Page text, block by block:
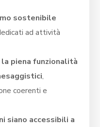
sostenibile
ad attività
piena funzionalità
,
coerenti e
siano accessibili a